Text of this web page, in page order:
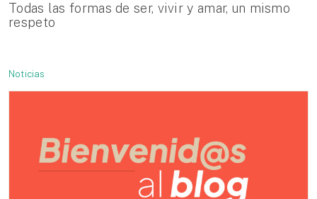
Todas las formas de ser, vivir y amar, un mismo
respeto
Noticias